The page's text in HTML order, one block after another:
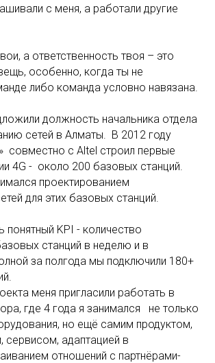
с меня, а работали другие
а ответственность твоя – это
особенно, когда ты не
либо команда условно навязана.
должность начальника отдела
сетей в Алматы. В 2012 году
совместно с Altel строил первые
4G - около 200 базовых станций.
проектированием
для этих базовых станций.
понятный KPI - количество
станций в неделю и в
за полгода мы подключили 180+
меня пригласили работать в
где 4 года я занимался не только
но ещё самим продуктом,
сервисом, адаптацией в
отношений с партнёрами-